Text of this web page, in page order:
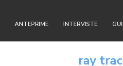
ANTEPRIME INTERVISTE
ray